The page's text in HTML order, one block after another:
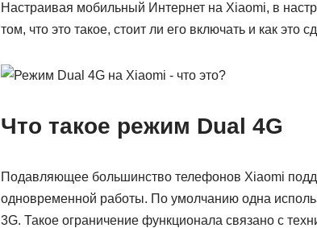
Настраивая мобильный Интернет на Xiaomi, в
том, что это такое, стоит ли его включать и как это
Что такое режим Dual 4G
Подавляющее большинство телефонов Xiaomi
одновременной работы. По умолчанию одна
3G. Такое ограничение функционала связано с